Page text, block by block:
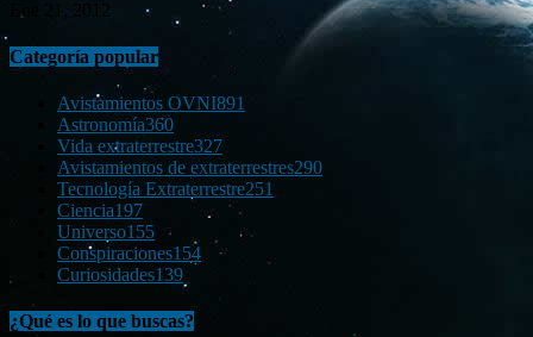
Categoría popular
Avistamientos OVNI891
Astronomía360
Vida extraterrestre327
Avistamientos de extraterrestres290
Tecnología Extraterrestre251
Ciencia197
Universo155
Conspiraciones154
Curiosidades139
¿Qué es lo que buscas?